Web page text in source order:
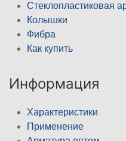
Стеклопластиковая
Колышки
Фибра
Как купить
Информация
Характеристики
Применение